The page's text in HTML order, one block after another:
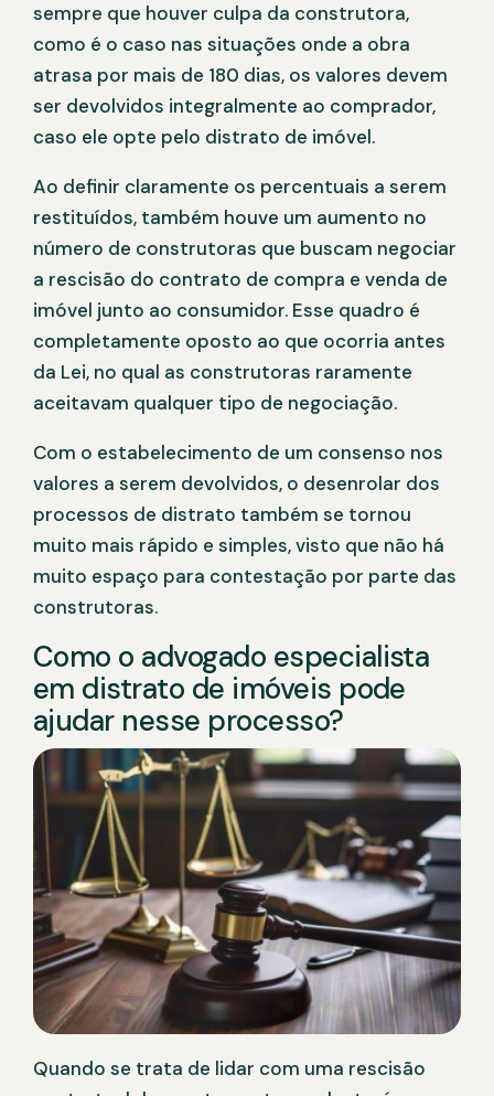
sempre que houver culpa da construtora,
como é o caso nas situações onde a obra
atrasa por mais de 180 dias, os valores devem
ser devolvidos integralmente ao comprador,
caso ele opte pelo distrato de imóvel.
Ao definir claramente os percentuais a serem
restituídos, também houve um aumento no
número de construtoras que buscam negociar
a rescisão do contrato de compra e venda de
imóvel junto ao consumidor. Esse quadro é
completamente oposto ao que ocorria antes
da Lei, no qual as construtoras raramente
aceitavam qualquer tipo de negociação.
Com o estabelecimento de um consenso nos
valores a serem devolvidos, o desenrolar dos
processos de distrato também se tornou
muito mais rápido e simples, visto que não há
muito espaço para contestação por parte das
construtoras.
Como o advogado especialista
em distrato de imóveis pode
ajudar nesse processo?
Quando se trata de lidar com uma rescisão